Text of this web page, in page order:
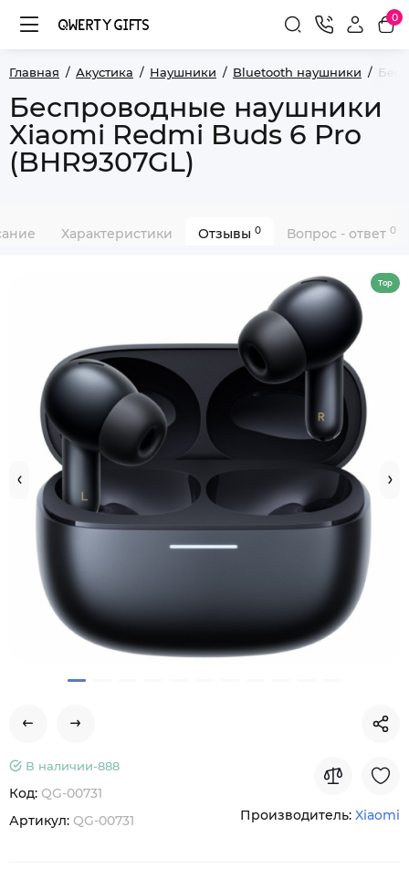
0
Главная Акустика Наушники Bluetooth наушники
Беспроводные наушники
Xiaomi Redmi Buds 6 Pro
(BHR9307GL)
Характеристики Отзывы 0 Вопрос - ответ 0
Top
В наличии-888
Код: QG-00731
Артикул: QG-00731 Производитель: Xiaomi